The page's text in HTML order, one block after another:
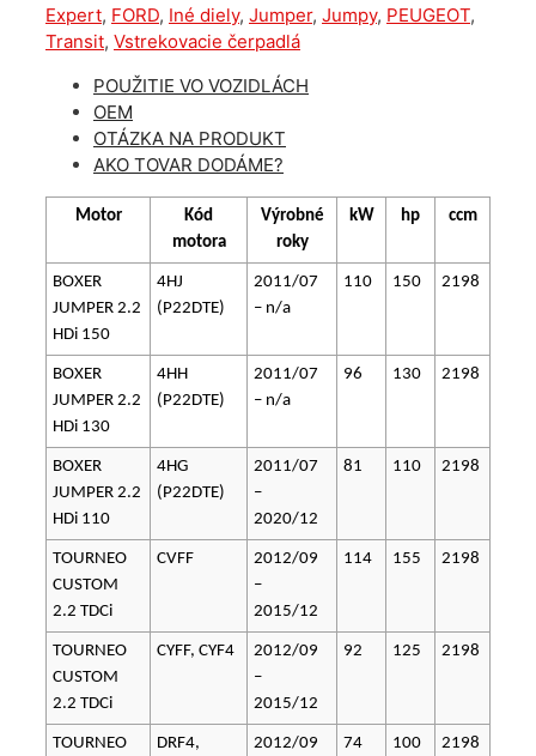
Citroen
2.2D
BK2Q9B395CC
Expert, FORD, Iné diely, Jumper, Jumpy, PEUGEOT,
Transit, Vstrekovacie čerpadlá
POUŽITIE VO VOZIDLÁCH
OEM
OTÁZKA NA PRODUKT
AKO TOVAR DODÁME?
Motor
Kód
motora
Výrobné
roky
kW hp ccm
BOXER
JUMPER 2.2
HDi 150
4HJ
(P22DTE)
2011/07
– n/a
110 150 2198
BOXER
JUMPER 2.2
HDi 130
4HH
(P22DTE)
2011/07
– n/a
96 130 2198
BOXER
JUMPER 2.2
HDi 110
4HG
(P22DTE)
2011/07
–
2020/12
81 110 2198
TOURNEO
CUSTOM
2.2 TDCi
CVFF
2012/09
–
2015/12
114 155 2198
TOURNEO
CUSTOM
2.2 TDCi
CYFF, CYF4
2012/09
–
2015/12
92 125 2198
TOURNEO
DRF4,
2012/09
74 100 2198